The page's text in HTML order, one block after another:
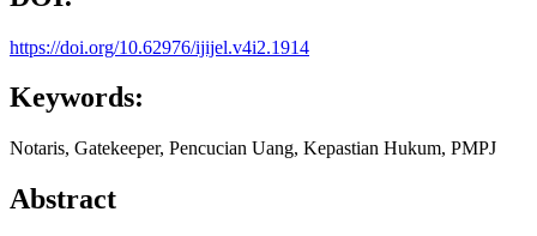
https://doi.org/10.62976/ijijel.v4i2.1914
Keywords:
Notaris, Gatekeeper, Pencucian Uang, Kepastian Hukum, PMPJ
Abstract